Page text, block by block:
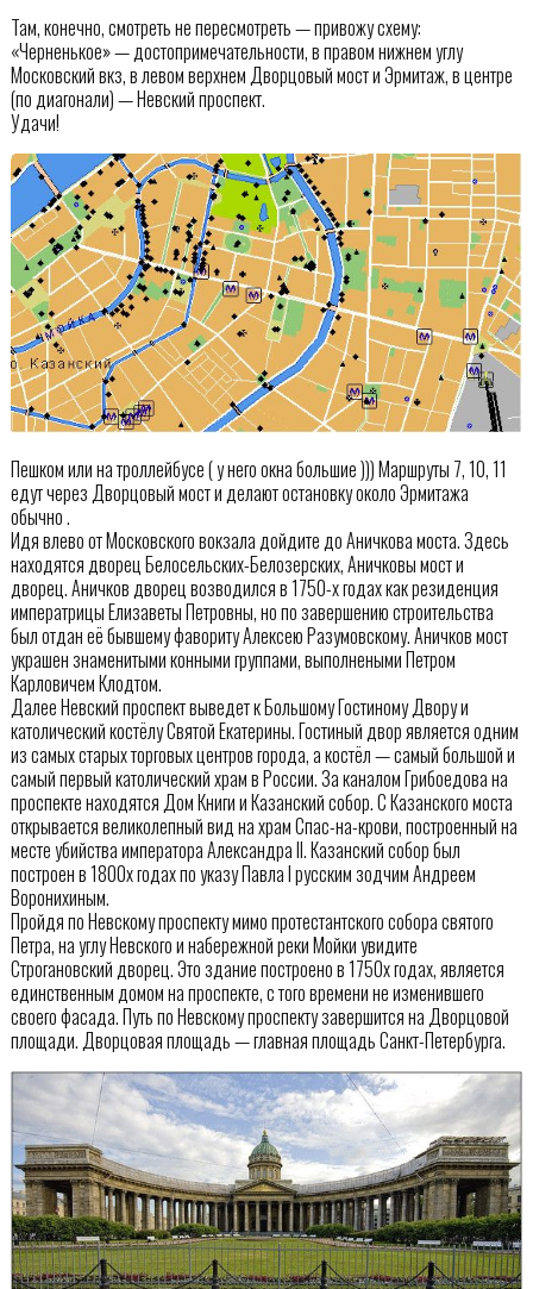
Там, конечно, смотреть не пересмотреть — привожу схему:
«Черненькое» — достопримечательности, в правом нижнем углу
Московский вкз, в левом верхнем Дворцовый мост и Эрмитаж, в центре
(по диагонали) — Невский проспект.
Удачи!
Пешком или на троллейбусе ( у него окна большие ))) Маршруты 7, 10, 11
едут через Дворцовый мост и делают остановку около Эрмитажа
обычно .
Идя влево от Московского вокзала дойдите до Аничкова моста. Здесь
находятся дворец Белосельских-Белозерских, Аничковы мост и
дворец. Аничков дворец возводился в 1750-х годах как резиденция
императрицы Елизаветы Петровны, но по завершению строительства
был отдан её бывшему фавориту Алексею Разумовскому. Аничков мост
украшен знаменитыми конными группами, выполнеными Петром
Карловичем Клодтом.
Далее Невский проспект выведет к Большому Гостиному Двору и
католический костёлу Святой Екатерины. Гостиный двор является одним
из самых старых торговых центров города, а костёл — самый большой и
самый первый католический храм в России. За каналом Грибоедова на
проспекте находятся Дом Книги и Казанский собор. С Казанского моста
открывается великолепный вид на храм Спас-на-крови, построенный на
месте убийства императора Александра II. Казанский собор был
построен в 1800х годах по указу Павла I русским зодчим Андреем
Воронихиным.
Пройдя по Невскому проспекту мимо протестантского собора святого
Петра, на углу Невского и набережной реки Мойки увидите
Строгановский дворец. Это здание построено в 1750х годах, является
единственным домом на проспекте, с того времени не изменившего
своего фасада. Путь по Невскому проспекту завершится на Дворцовой
площади. Дворцовая площадь — главная площадь Санкт-Петербурга.